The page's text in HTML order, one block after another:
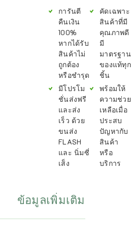
การันตี
คืนเงิน
100%
หากได้รับ
สินค้าไม่
ถูกต้อง
หรือชำรุด
มีโปรโม
ชั่นส่งฟรี
และส่ง
เร็ว ด้วย
ขนส่ง
FLASH
และ นิ่มซี่
เส็ง
คัดเฉพาะ
สินค้าที่มี
คุณภาพดี
มี
มาตรฐาน
ของแท้ทุก
ชิ้น
พร้อมให้
ความช่วย
เหลือเมื่อ
ประสบ
ปัญหากับ
สินค้า
หรือ
บริการ
ข้อมูลเพิ่มเติม